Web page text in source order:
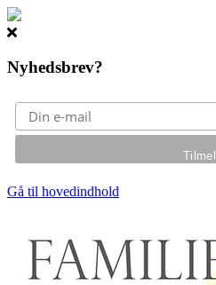
Nyhedsbrev?
Gå til hovedindhold